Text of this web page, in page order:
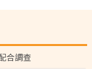
合調查